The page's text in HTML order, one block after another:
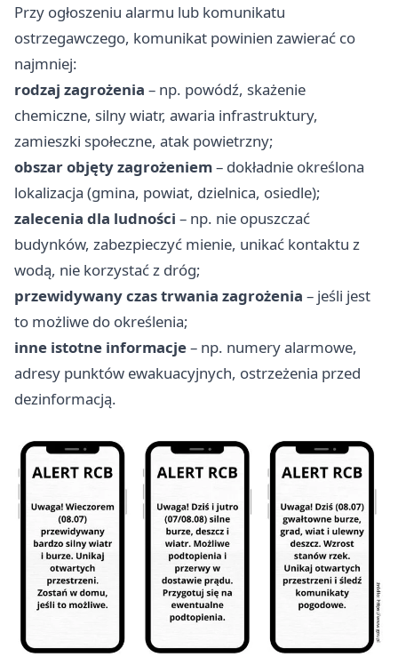
Przy ogłoszeniu alarmu lub komunikatu
ostrzegawczego, komunikat powinien zawierać co
najmniej:
rodzaj zagrożenia – np. powódź, skażenie
chemiczne, silny wiatr, awaria infrastruktury,
zamieszki społeczne, atak powietrzny;
obszar objęty zagrożeniem– dokładnie określona
lokalizacja (gmina, powiat, dzielnica, osiedle);
zalecenia dla ludności – np. nie opuszczać
budynków, zabezpieczyć mienie, unikać kontaktu z
wodą, nie korzystać z dróg;
przewidywany czas trwania zagrożenia – jeśli jest
to możliwe do określenia;
inne istotne informacje– np. numery alarmowe,
adresy punktów ewakuacyjnych, ostrzeżenia przed
dezinformacją.